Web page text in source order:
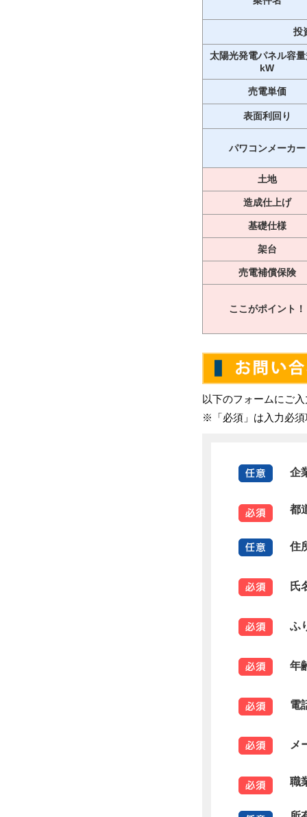
投
太陽光発電パネル容
kW
売電単価
表面利回り
パワコンメーカー
土地
造成仕上げ
基礎仕様
架台
売電補償保険
ここがポイント！
以下のフォームにご
※「必須」は入力必
企
都
住
氏
ふ
年
電
メ
職